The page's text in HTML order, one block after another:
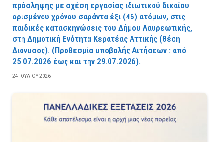
πρόσληψης με σχέση εργασίας ιδιωτικού δικαίου
ορισμένου χρόνου σαράντα έξι (46) ατόμων, στις
παιδικές κατασκηνώσεις του Δήμου Λαυρεωτικής,
στη Δημοτική Ενότητα Κερατέας Αττικής (θέση
Διόνυσος). (Προθεσμία υποβολής Αιτήσεων : από
25.07.2026 έως και την 29.07.2026).
24 ΙΟΥΛΊΟΥ 2026